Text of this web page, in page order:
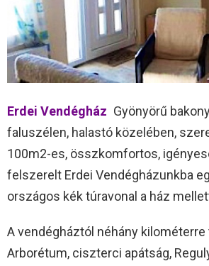
Erdei Vendégház Gyönyörű
faluszélen, halastó közelében,
100m2-es, összkomfortos,
felszerelt Erdei Vendégházunkba
országos kék túravonal a ház
A vendégháztól néhány kilométerre
Arborétum, ciszterci apátság,